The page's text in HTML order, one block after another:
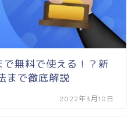
無料で使える！？新
まで徹底解説
2022年3月10日